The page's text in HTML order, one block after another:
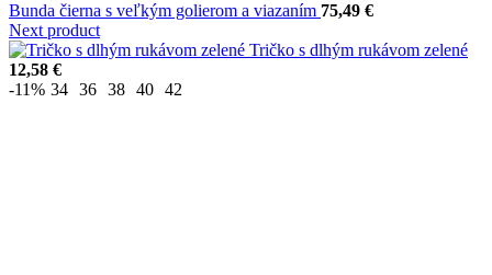
Bunda čierna s veľkým golierom a viazaním 75,49 €
Next product
Tričko s dlhým rukávom zelené
12,58 €
-11% 34 36 38 40 42